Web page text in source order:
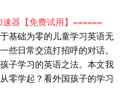
速器【免费试用】======
基础为零的儿童学习英语无
些日常交流打招呼的对话。
子学习的英语之法。本文我
零学起？看外国孩子的学习